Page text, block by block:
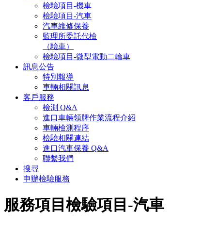
檢驗項目-機車
檢驗項目-汽車
汽車維修保養
監理所委託代檢
（驗車）
檢驗項目-微型電動二輪車
訊息公告
特別報導
車輛相關訊息
客戶服務
檢測 Q&A
進口車輛領牌作業流程介紹
車輛檢測程序
檢驗相關連結
進口汽車保養 Q&A
聯繫我們
搜尋
申辦檢驗服務
服務項目 檢驗項目-汽車